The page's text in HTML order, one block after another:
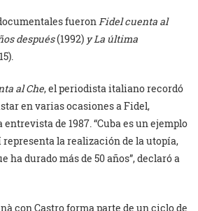
fueron Fidel cuenta al
después(1992) y La última
al Che, el periodista italiano recordó
en varias ocasiones a Fidel,
de 1987. “Cuba es un ejemplo
representa la realización de la utopía,
ha durado más de 50 años”, declaró a
con Castro forma parte de un ciclo de